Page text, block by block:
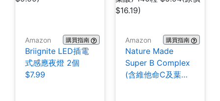
Amazon 購買指南
Briignite LED插電
式感應夜燈 2個
$7.99
Amazon 購買指南
Nature Made
Super B Complex
(含維他命C及葉酸)